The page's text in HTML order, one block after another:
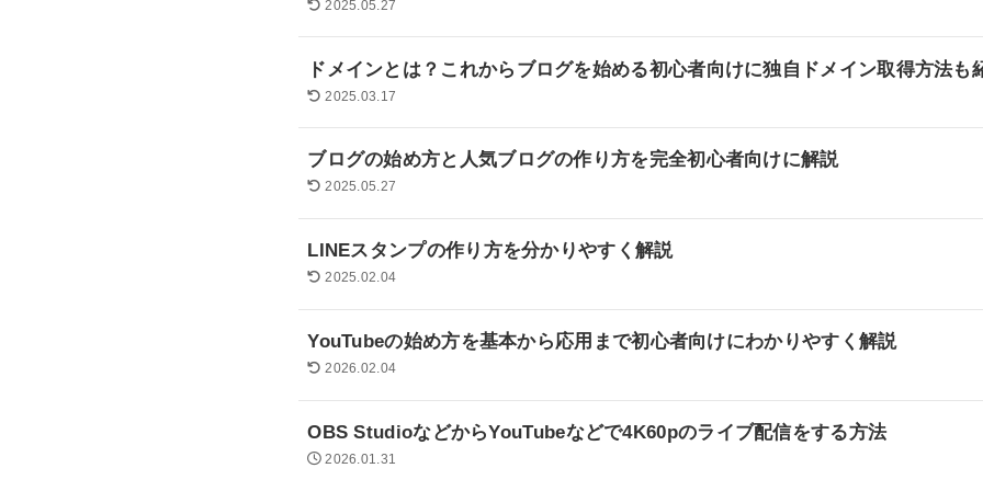
2025.05.27
ドメインとは？これからブログを始める初心者向けに独自ドメイン取得方法も
2025.03.17
ブログの始め方と人気ブログの作り方を完全初心者向けに解説
2025.05.27
LINEスタンプの作り方を分かりやすく解説
2025.02.04
YouTubeの始め方を基本から応用まで初心者向けにわかりやすく解説
2026.02.04
OBS StudioなどからYouTubeなどで4K60pのライブ配信をする方法
2026.01.31